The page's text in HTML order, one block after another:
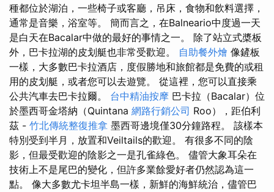
種都位於湖泊，一些椅子或客廳，吊床，食物和飲料選擇，
通常是音樂，浴室等。 簡而言之，在Balneario中度過一天
是白天在Bacalar中做的最好的事情之一。 除了站立式槳板
外，巴卡拉湖的皮划艇也非常受歡迎。 自助餐外燴 像鏟板
一樣，大多數巴卡拉酒店，度假勝地和旅館都是免費的或租
用的皮划艇，或者您可以去遊覽。 從這裡，您可以直接乘
公共汽車去巴卡拉爾。 台中精油按摩 巴卡拉（Bacalar）位
於墨西哥金塔納（Quintana 網路行銷公司 Roo），距伯利
茲 - 竹北傳統整復推拿 墨西哥邊境僅30分鐘路程。 該樣本
特別受到半月，放置和Veiltails的歡迎。 有很多不同的陰
影，但最受歡迎的陰影之一是孔雀綠色。 儘管大象耳朵在
技術上不是尾巴的變化，但許多業餘愛好者仍然認為這一
點。 像大多數尤卡坦半島一樣，新鮮的海鮮統治，儘管巴